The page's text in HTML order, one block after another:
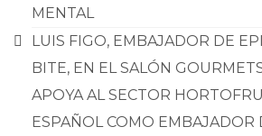
MENTAL
LUIS FIGO, EMBAJADOR DE
BITE, EN EL SALÓN
APOYA AL SECTOR
ESPAÑOL COMO EMBAJADOR